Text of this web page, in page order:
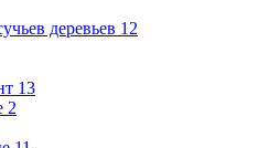
деревьев 12
13
2